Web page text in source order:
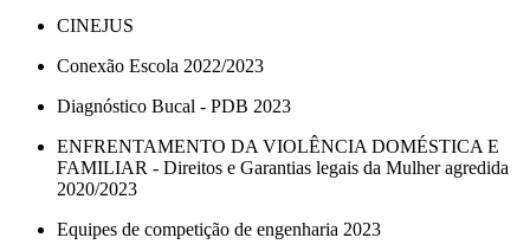
CINEJUS
Conexão Escola 2022/2023
Diagnóstico Bucal - PDB 2023
ENFRENTAMENTO DA VIOLÊNCIA DOMÉSTICA E
FAMILIAR - Direitos e Garantias legais da Mulher agredida
2020/2023
Equipes de competição de engenharia 2023